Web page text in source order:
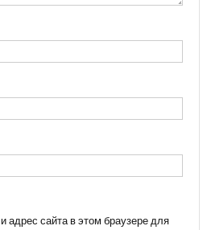
сайта в этом браузере для